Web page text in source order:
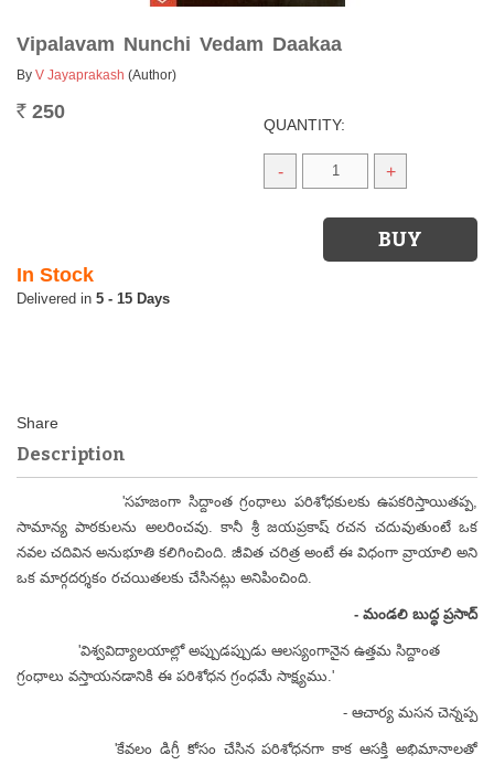
Vipalavam Nunchi Vedam Daakaa
By V Jayaprakash (Author)
Rs. 250
QUANTITY:
- +
In Stock
5 - 15 Days
Description
'సహజంగా సిద్దాంత గ్రంధాలు పరిశోధకులకు ఉపకరిస్తాయితప్ప,
సామాన్య పాఠకులను అలరించవు. కానీ శ్రీ జయప్రకాష్ రచన చదువుతుంటే ఒక
నవల చదివిన అనుభూతి కలిగించింది. జీవిత చరిత్ర అంటే ఈ విధంగా వ్రాయాలి అని
ఒక మార్గదర్శకం రచయితలకు చేసినట్లు అనిపించింది.
- మండలి బుద్ధ ప్రసాద్
'విశ్వవిద్యాలయాల్లో అప్పుడప్పుడు ఆలస్యంగానైన ఉత్తమ సిద్దాంత
గ్రంధాలు వస్తాయనడానికి ఈ పరిశోధన గ్రంధమే సాక్ష్యము.'
- ఆచార్య మసన చెన్నప్ప
'కేవలం డిగ్రీ కోసం చేసిన పరిశోధనగా కాక ఆసక్తి అభిమానాలతో